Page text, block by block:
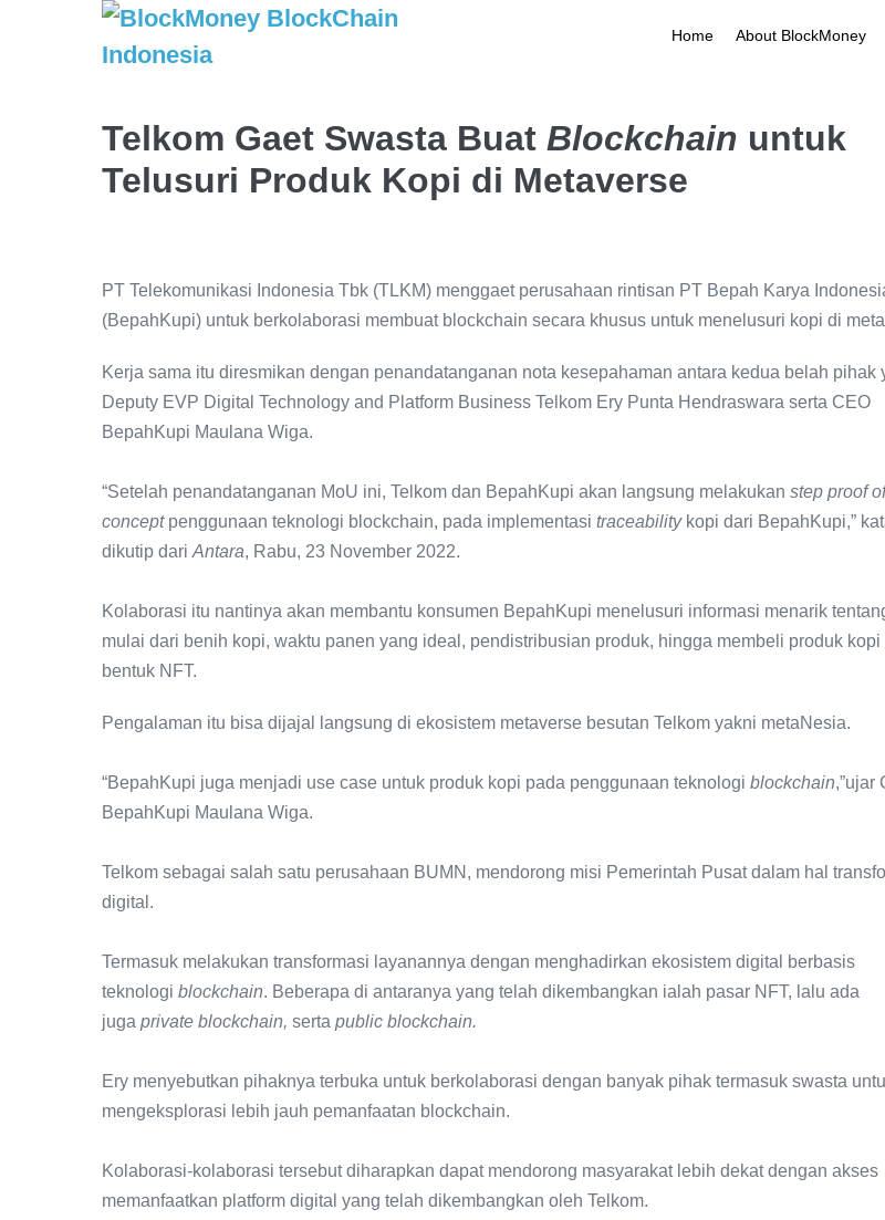
Home About BlockMoney
Telkom Gaet Swasta Buat Blockchain untuk
Telusuri Produk Kopi di Metaverse
PT Telekomunikasi Indonesia Tbk (TLKM) menggaet perusahaan rintisan PT Bepah Karya
(BepahKupi) untuk berkolaborasi membuat blockchain secara khusus untuk menelusuri kopi di
Kerja sama itu diresmikan dengan penandatanganan nota kesepahaman antara kedua belah pihak
Deputy EVP Digital Technology and Platform Business Telkom Ery Punta Hendraswara serta CEO
BepahKupi Maulana Wiga.
“Setelah penandatanganan MoU ini, Telkom dan BepahKupi akan langsung melakukan step proof of
concept penggunaan teknologi blockchain, pada implementasi traceability kopi dari BepahKupi,”
dikutip dari Antara, Rabu, 23 November 2022.
Kolaborasi itu nantinya akan membantu konsumen BepahKupi menelusuri informasi menarik
mulai dari benih kopi, waktu panen yang ideal, pendistribusian produk, hingga membeli produk kopi
bentuk NFT.
Pengalaman itu bisa dijajal langsung di ekosistem metaverse besutan Telkom yakni metaNesia.
“BepahKupi juga menjadi use case untuk produk kopi pada penggunaan teknologi blockchain,”ujar
BepahKupi Maulana Wiga.
Telkom sebagai salah satu perusahaan BUMN, mendorong misi Pemerintah Pusat dalam hal
digital.
Termasuk melakukan transformasi layanannya dengan menghadirkan ekosistem digital berbasis
teknologi blockchain. Beberapa di antaranya yang telah dikembangkan ialah pasar NFT, lalu ada
juga private blockchain, serta public blockchain.
Ery menyebutkan pihaknya terbuka untuk berkolaborasi dengan banyak pihak termasuk swasta
mengeksplorasi lebih jauh pemanfaatan blockchain.
Kolaborasi-kolaborasi tersebut diharapkan dapat mendorong masyarakat lebih dekat dengan akses
memanfaatkan platform digital yang telah dikembangkan oleh Telkom.